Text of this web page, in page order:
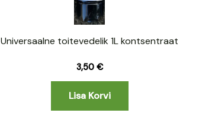
Universaalne toitevedelik 1L kontsentraat
3,50 €
Lisa Korvi